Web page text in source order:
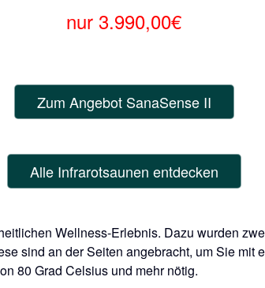
nur 3.990,00€
Zum Angebot SanaSense II
Alle Infrarotsaunen entdecken
Wellness-Erlebnis. Dazu wurden
sind an der Seiten angebracht, um Sie
80 Grad Celsius und mehr nötig.